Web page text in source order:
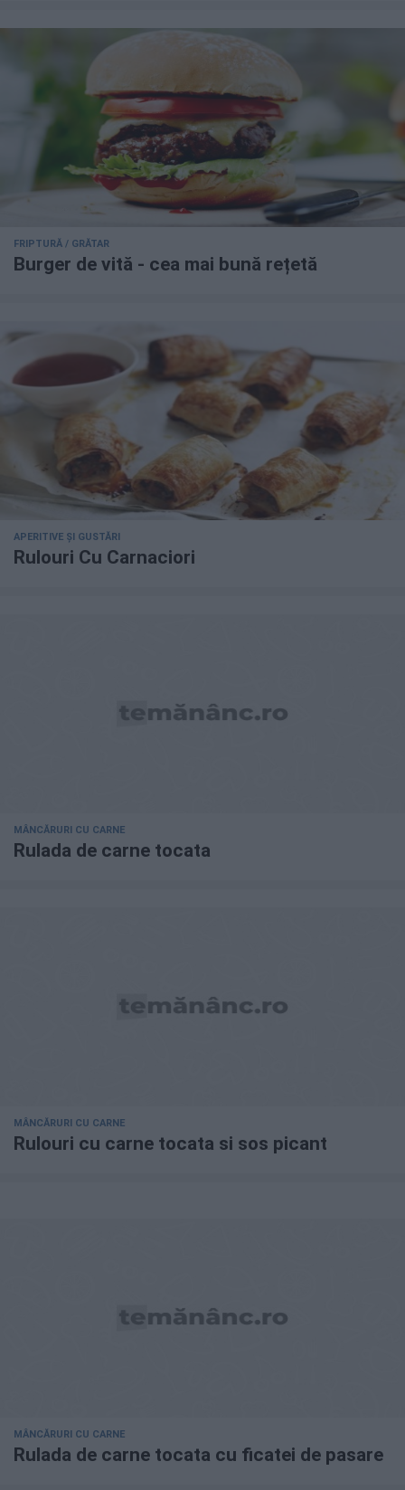
FRIPTURĂ / GRĂTAR
Burger de vită - cea mai bună rețetă
APERITIVE ȘI GUSTĂRI
Rulouri Cu Carnaciori
MÂNCĂRURI CU CARNE
Rulada de carne tocata
MÂNCĂRURI CU CARNE
Rulouri cu carne tocata si sos picant
MÂNCĂRURI CU CARNE
Rulada de carne tocata cu ficatei de pasare